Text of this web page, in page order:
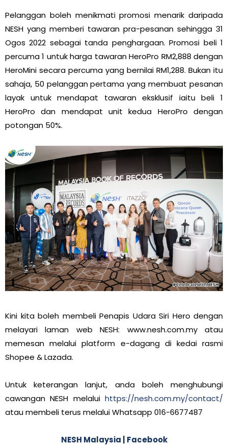
Pelanggan boleh menikmati promosi menarik daripada
NESH yang memberi tawaran pra-pesanan sehingga 31
Ogos 2022 sebagai tanda penghargaan. Promosi beli 1
percuma 1 untuk harga tawaran HeroPro RM2,888 dengan
HeroMini secara percuma yang bernilai RM1,288. Bukan itu
sahaja, 50 pelanggan pertama yang membuat pesanan
layak untuk mendapat tawaran eksklusif iaitu beli 1
HeroPro dan mendapat unit kedua HeroPro dengan
potongan 50%.
Kini kita boleh membeli Penapis Udara Siri Hero dengan
melayari laman web NESH: www.nesh.com.my atau
memesan melalui platform e-dagang di kedai rasmi
Shopee & Lazada.
Untuk keterangan lanjut, anda boleh menghubungi
cawangan NESH melalui https://nesh.com.my/contact/
atau membeli terus melalui Whatsapp 016-6677487
NESH Malaysia | Facebook